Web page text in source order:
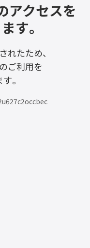
アクセスを
す。
れたため、
ご利用を
。